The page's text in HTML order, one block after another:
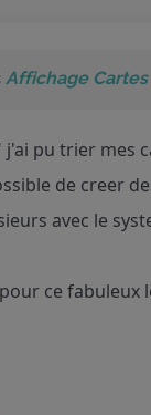
Affichage
pu trier mes
de creer
avec le
ce fabuleux